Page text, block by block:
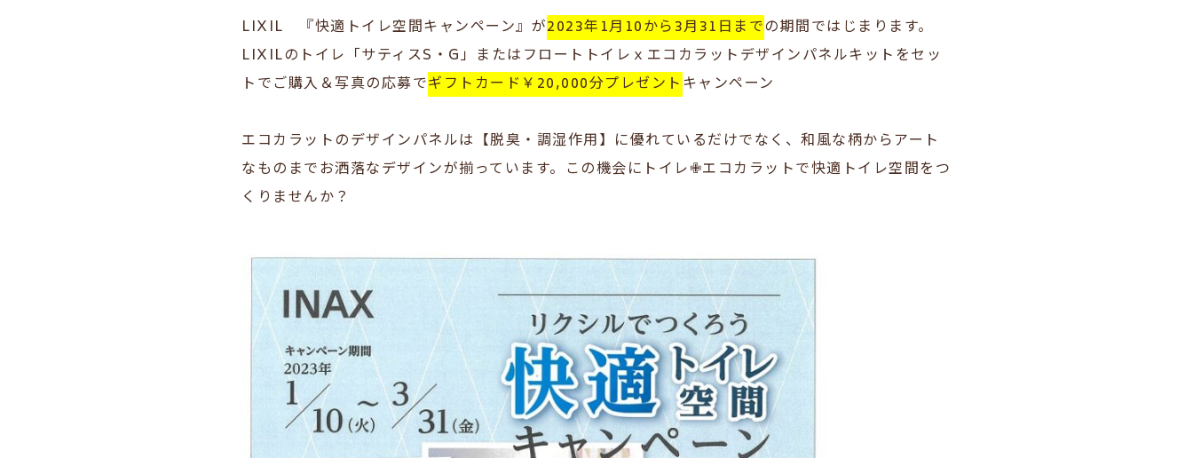
LIXIL 『快適トイレ空間キャンペーン』が2023年1月10から3月31日までの期間ではじまります。
LIXILのトイレ「サティスS・G」またはフロートトイレｘエコカラットデザインパネルキットをセッ
トでご購入＆写真の応募でギフトカード￥20,000分プレゼントキャンペーン
エコカラットのデザインパネルは【脱臭・調湿作用】に優れているだけでなく、和風な柄からアート
なものまでお洒落なデザインが揃っています。 この機会にトイレ✙エコカラットで快適トイレ空間をつ
くりませんか？